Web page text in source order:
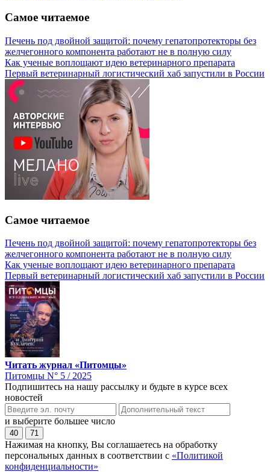
Самое читаемое
Печень под двойной защитой: почему гепатопротекторы без
желчегонного компонента работают не в полную силу
Как ученые воплощают идею ветеринарного препарата
Первый ветеринарный логистический хаб запустили в России
Самое читаемое
Печень под двойной защитой: почему гепатопротекторы без
желчегонного компонента работают не в полную силу
Как ученые воплощают идею ветеринарного препарата
Первый ветеринарный логистический хаб запустили в России
Читать журнал «Питомцы»
Питомцы N° 5 / 2025
Подпишитесь на нашу рассылку и будьте в курсе всех
новостей
и выберите большее число
40 71
Нажимая на кнопку, Вы соглашаетесь на обработку
персональных данных в соответствии с «Политикой
конфиденциальности»